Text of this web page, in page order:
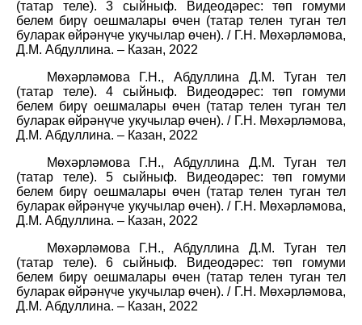
(татар теле). 3 сыйныф. Видеодәрес: төп гомуми
белем бирү оешмалары өчен (татар телен туган тел
буларак өйрәнүче укучылар өчен). / Г.Н. Мөхәрләмова,
Д.М. Абдуллина. – Казан, 2022
Мөхәрләмова Г.Н., Абдуллина Д.М. Туган тел
(татар теле). 4 сыйныф. Видеодәрес: төп гомуми
белем бирү оешмалары өчен (татар телен туган тел
буларак өйрәнүче укучылар өчен). / Г.Н. Мөхәрләмова,
Д.М. Абдуллина. – Казан, 2022
Мөхәрләмова Г.Н., Абдуллина Д.М. Туган тел
(татар теле). 5 сыйныф. Видеодәрес: төп гомуми
белем бирү оешмалары өчен (татар телен туган тел
буларак өйрәнүче укучылар өчен). / Г.Н. Мөхәрләмова,
Д.М. Абдуллина. – Казан, 2022
Мөхәрләмова Г.Н., Абдуллина Д.М. Туган тел
(татар теле). 6 сыйныф. Видеодәрес: төп гомуми
белем бирү оешмалары өчен (татар телен туган тел
буларак өйрәнүче укучылар өчен). / Г.Н. Мөхәрләмова,
Д.М. Абдуллина. – Казан, 2022